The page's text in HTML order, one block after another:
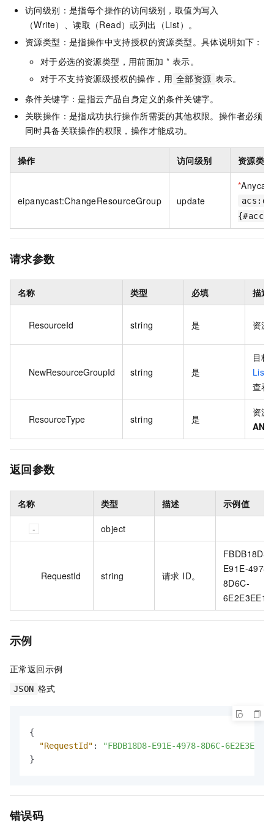
访问级别：是指每个操作的访问级别，取值为写入
（Write）、读取（Read）或列出（List）。
资源类型：是指操作中支持授权的资源类型。具体说明如下：
对于必选的资源类型，用前面加 * 表示。
对于不支持资源级授权的操作，用 全部资源 表示。
条件关键字：是指云产品自身定义的条件关键字。
关联操作：是指成功执行操作所需要的其他权限。操作者必须
同时具备关联操作的权限，操作才能成功。
操作 访问级别 资源类型
eipanycast:ChangeResourceGroup update
*
请求参数
名称 类型 必填 描述
ResourceId string 是 资源
NewResourceGroupId string 是
目标
查看
ResourceType string 是
资源
返回参数
名称 类型 描述 示例值
object
RequestId string 请求 ID。
FBDB18D8-
E91E-4978-
8D6C-
示例
正常返回示例
JSON 格式
{
"RequestId" :
"FBDB18D8-E91E-4978-8D6C-
}
错误码